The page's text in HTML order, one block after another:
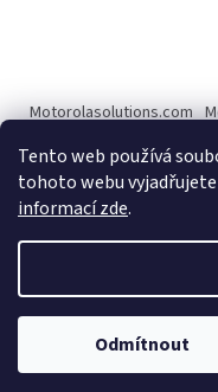
Tento web používá
tohoto webu
informací zde.
Odmítnout
Motorolasolutions.com
Copyright 2026